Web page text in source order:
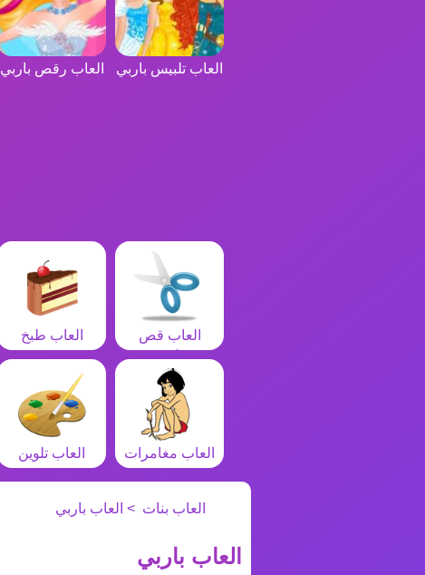
العاب تلبيس باربي العاب رقص باربي
العاب قص
شعر
العاب طبخ
العاب مغامرات العاب تلوين
العاب بنات العاب باربي
العاب باربي